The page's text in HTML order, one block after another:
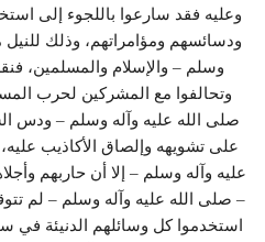
وعليه فقد سارعوا باللجوء إلى
ودسائسهم ومؤامراتهم، وذلك
وسلم – والإسلام والمسلمين،
وتحالفوا مع المشركين لحرب
صلى الله عليه وآله وسلم – ودس
على تشويهه وإلصاق الأكاذيب
عليه وآله وسلم – إلا أن حاربهم
– صلى الله عليه وآله وسلم – لم
استخدموا كل وسائلهم الدنيئة في